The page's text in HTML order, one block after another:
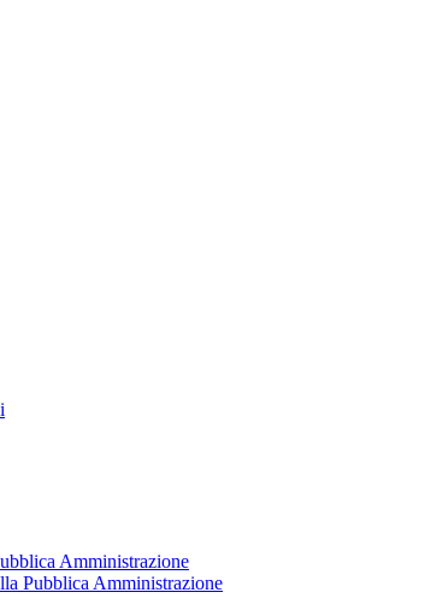
Amministrazione
Pubblica Amministrazione